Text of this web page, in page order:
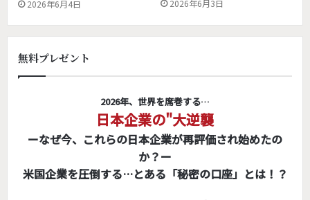
2026年6月4日 2026年6月3日
無料プレゼント
2026年、世界を席巻する…
日本企業の"大逆襲
ーなぜ今、これらの日本企業が再評価され始めたの
か？ー
米国企業を圧倒する…とある「秘密の口座」とは！？